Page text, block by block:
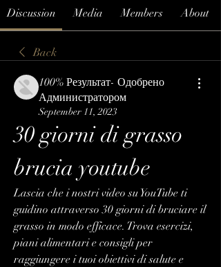
Discussion Media Members About
Back
100% Результат- Одобрено
Администратором
September 11, 2023
30 giorni di grasso
brucia youtube
Lascia che i nostri video su YouTube ti
guidino attraverso 30 giorni di bruciare il
grasso in modo efficace. Trova esercizi,
piani alimentari e consigli per
raggiungere i tuoi obiettivi di salute e